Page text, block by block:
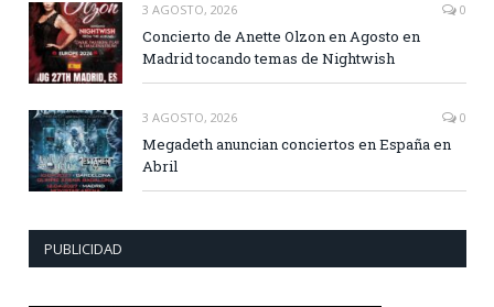
3 AGOSTO, 2026 0
Concierto de Anette Olzon en Agosto en
Madrid tocando temas de Nightwish
3 AGOSTO, 2026 0
Megadeth anuncian conciertos en España en
Abril
PUBLICIDAD